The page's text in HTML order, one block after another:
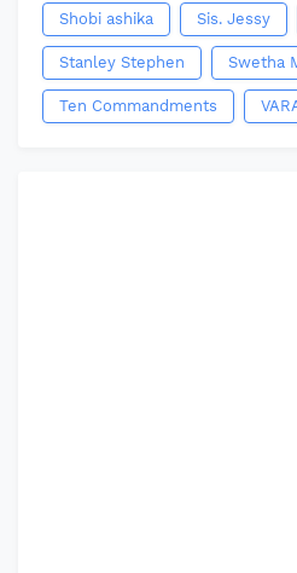
Shobi ashika Sis. Jessy
Stanley Stephen Swetha
Ten Commandments